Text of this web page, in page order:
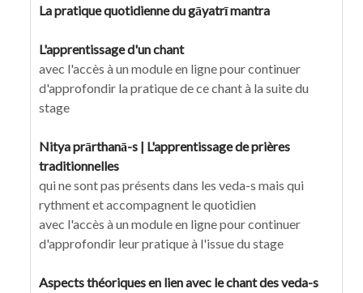
La pratique quotidienne du gāyatrī mantra
L'apprentissage d'un chant
avec l'accès à un module en ligne pour continuer
d'approfondir la pratique de ce chant à la suite du
stage
Nitya prārthanā-s | L'apprentissage de prières
traditionnelles
qui ne sont pas présents dans les veda-s mais qui
rythment et accompagnent le quotidien
avec l'accès à un module en ligne pour continuer
d'approfondir leur pratique à l'issue du stage
Aspects théoriques en lien avec le chant des veda-s